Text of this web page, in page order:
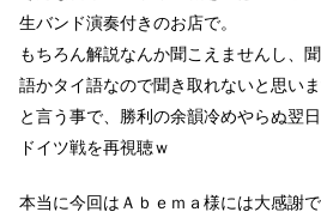
生バンド演奏付きのお店で。
もちろん解説なんか聞こえませんし、
語かタイ語なので聞き取れないと思い
と言う事で、勝利の余韻冷めやらぬ翌
ドイツ戦を再視聴ｗ
本当に今回はＡｂｅｍａ様には大感謝で